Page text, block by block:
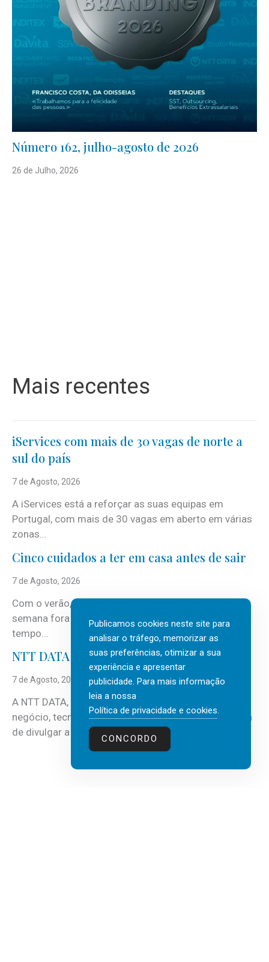
Número 162, julho-agosto de 2026
26 de Julho, 2026
Mais recentes
iServices com mais de 30 vagas de norte a
sul do país
7 de Agosto, 2026
A iServices está a reforçar as suas equipas em
Portugal, com mais de 30 vagas em aberto em várias
zonas...
Cinco cuidados a ter em casa antes de sair
7 de Agosto, 2026
Com o verão, chegam também as férias, os fins-de-
semana fora e os dias em que a casa fica mais
tempo...
NTT DATA Insurtech Global Outlook 2026
7 de Agosto, 2026
A NTT DATA, consultora global em serviços de
negócio, tecnologia e inteligência artificial (IA), acaba
de divulgar a mais recente...
Publicamos cookies neste site para
analisar o tráfego, memorizar as
suas preferências, otimizar a sua
experiência e apresentar
publicidade. Para mais informação
leia a nossa
Política de privacidade e cookies.
CONCORDO